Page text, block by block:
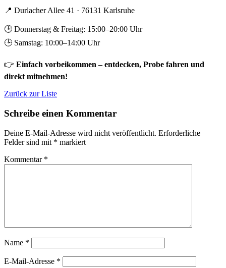
📍 Durlacher Allee 41 · 76131 Karlsruhe
🕒 Donnerstag & Freitag: 15:00–20:00 Uhr
🕒 Samstag: 10:00–14:00 Uhr
👉 Einfach vorbeikommen – entdecken, Probe fahren und
direkt mitnehmen!
Zurück zur Liste
Schreibe einen Kommentar
Deine E-Mail-Adresse wird nicht veröffentlicht. Erforderliche
Felder sind mit * markiert
Kommentar *
Name *
E-Mail-Adresse *